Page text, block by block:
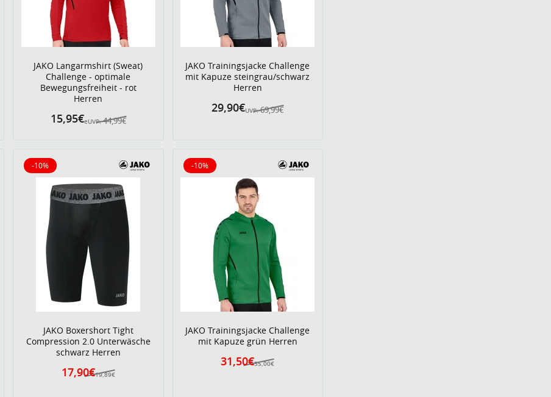
JAKO Langarmshirt (Sweat)
Challenge - optimale
Bewegungsfreiheit - rot
Herren
eUVP: 44,99€
15,95€
JAKO Trainingsjacke Challenge
mit Kapuze steingrau/schwarz
Herren
UVP: 69,99€
29,90€
JAKO Boxershort Tight
Compression 2.0 Unterwäsche
schwarz Herren
19,89€
17,90€
-10%
10% reduziert
JAKO Trainingsjacke Challenge
mit Kapuze grün Herren
35,00€
31,50€
-10%
10% reduziert